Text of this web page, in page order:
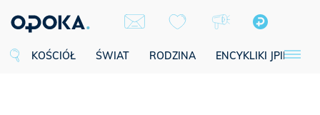
KOŚCIÓŁ ŚWIAT RODZINA ENCYKLIKI JPII